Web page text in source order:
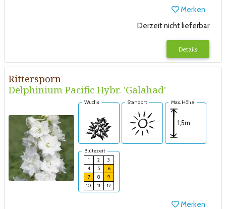
Merken
Derzeit nicht lieferbar
Details
Rittersporn
Delphinium Pacific Hybr. 'Galahad'
Wuchs Standort Max. Höhe
1,5m
Blütezeit
1
2
3
4
5
6
7
8
9
10
11 12
Merken